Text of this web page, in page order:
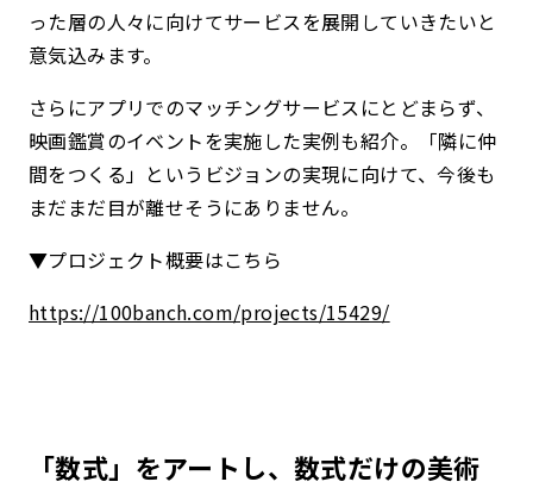
った層の人々に向けてサービスを展開していきたいと
意気込みます。
さらにアプリでのマッチングサービスにとどまらず、
映画鑑賞のイベントを実施した実例も紹介。「隣に仲
間をつくる」というビジョンの実現に向けて、今後も
まだまだ目が離せそうにありません。
▼プロジェクト概要はこちら
https://100banch.com/projects/15429/
「数式」をアートし、数式だけの美術